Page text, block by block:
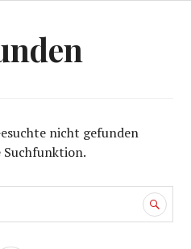
nicht gefunden